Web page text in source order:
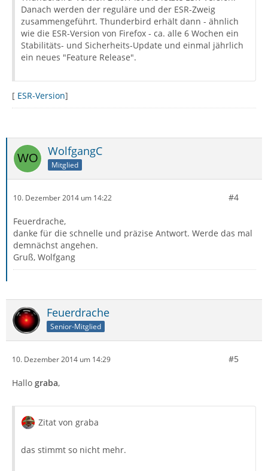
Danach werden der reguläre und der ESR-Zweig
zusammengeführt. Thunderbird erhält dann - ähnlich
wie die ESR-Version von Firefox - ca. alle 6 Wochen ein
Stabilitäts- und Sicherheits-Update und einmal jährlich
ein neues "Feature Release".
[ ESR-Version]
WolfgangC
Mitglied
10. Dezember 2014 um 14:22 #4
Feuerdrache,
danke für die schnelle und präzise Antwort. Werde das mal
demnächst angehen.
Gruß, Wolfgang
Feuerdrache
Senior-Mitglied
10. Dezember 2014 um 14:29 #5
Hallo graba,
Zitat von graba
das stimmt so nicht mehr.